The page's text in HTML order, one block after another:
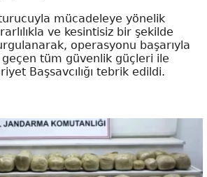
mücadeleye yönelik
ve kesintisiz bir şekilde
operasyonu başarıyla
tüm güvenlik güçleri ile
Başsavcılığı tebrik edildi.